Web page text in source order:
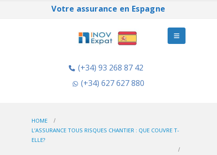
Votre assurance en Espagne
(+34) 93 268 87 42
(+34) 627 627 880
HOME
L’ASSURANCE TOUS RISQUES CHANTIER : QUE COUVRE T-
ELLE?